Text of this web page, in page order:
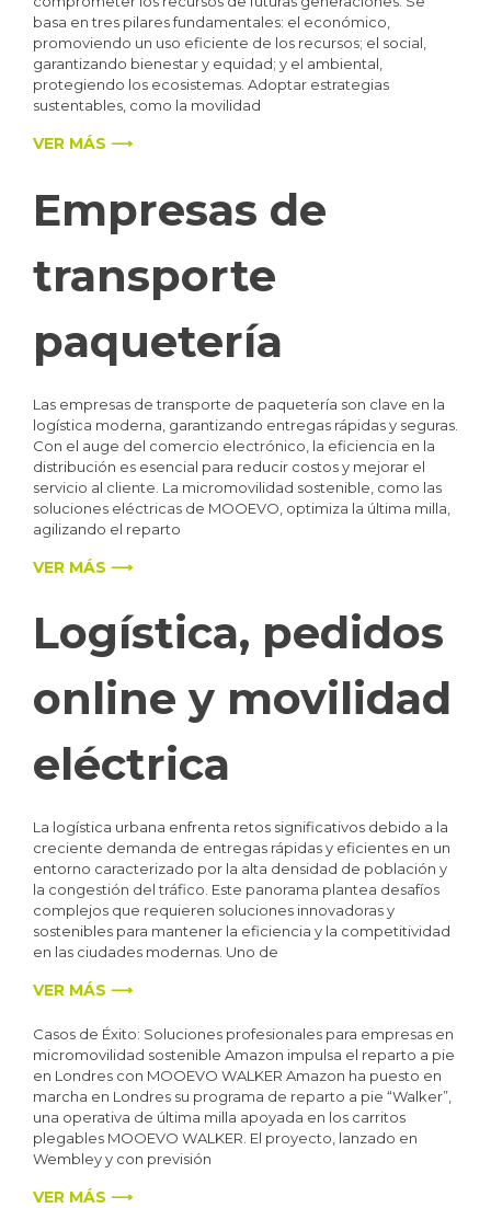
basa en tres pilares fundamentales: el económico,
promoviendo un uso eficiente de los recursos; el social,
garantizando bienestar y equidad; y el ambiental,
protegiendo los ecosistemas. Adoptar estrategias
sustentables, como la movilidad
VER MÁS ⟶
Empresas de
transporte
paquetería
Las empresas de transporte de paquetería son clave en la
logística moderna, garantizando entregas rápidas y seguras.
Con el auge del comercio electrónico, la eficiencia en la
distribución es esencial para reducir costos y mejorar el
servicio al cliente. La micromovilidad sostenible, como las
soluciones eléctricas de MOOEVO, optimiza la última milla,
agilizando el reparto
VER MÁS ⟶
Logística, pedidos
online y movilidad
eléctrica
La logística urbana enfrenta retos significativos debido a la
creciente demanda de entregas rápidas y eficientes en un
entorno caracterizado por la alta densidad de población y
la congestión del tráfico. Este panorama plantea desafíos
complejos que requieren soluciones innovadoras y
sostenibles para mantener la eficiencia y la competitividad
en las ciudades modernas. Uno de
VER MÁS ⟶
Casos de Éxito: Soluciones profesionales para empresas en
micromovilidad sostenible Amazon impulsa el reparto a pie
en Londres con MOOEVO WALKER Amazon ha puesto en
marcha en Londres su programa de reparto a pie “Walker”,
una operativa de última milla apoyada en los carritos
plegables MOOEVO WALKER. El proyecto, lanzado en
Wembley y con previsión
VER MÁS ⟶